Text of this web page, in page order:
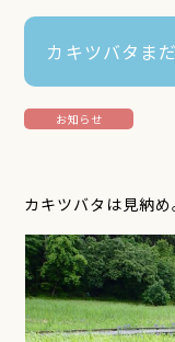
カキツバタま
お知らせ
カキツバタは見納め